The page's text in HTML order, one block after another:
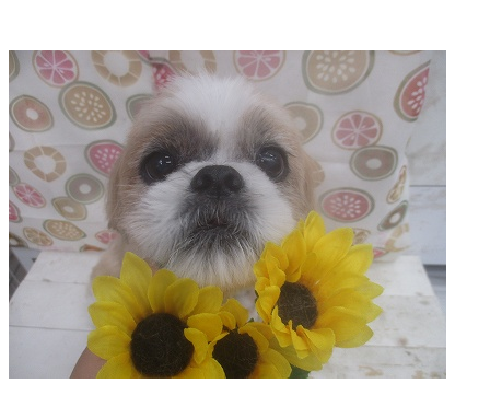
千
早
店
／
福
津
店）